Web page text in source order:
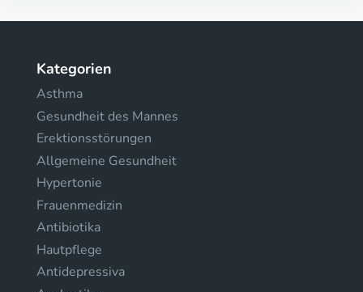
Kategorien
Asthma
Gesundheit des Mannes
Erektionsstörungen
Allgemeine Gesundheit
Hypertonie
Frauenmedizin
Antibiotika
Hautpflege
Antidepressiva